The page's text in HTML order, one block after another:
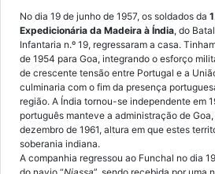
No dia 19 de junho de 1957, os soldados da
Expedicionária da Madeira à Índia, do
Infantaria n.º 19, regressaram a casa.
de 1954 para Goa, integrando o esforço
de crescente tensão entre Portugal e a
culminaria com o fim da presença
região. A Índia tornou-se independente em
português manteve a administração de
dezembro de 1961, altura em que estes
soberania indiana.
A companhia regressou ao Funchal no dia